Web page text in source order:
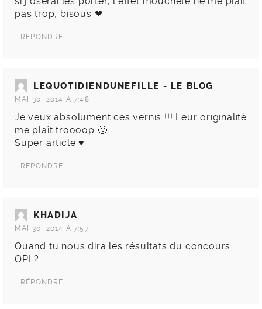
pas trop, bisous ❤
RÉPONDRE
LEQUOTIDIENDUNEFILLE - LE BLOG
MAI 30, 2014 À 7:48
Je veux absolument ces vernis !!! Leur originalité
me plaît troooop 🙂
Super article ♥
RÉPONDRE
KHADIJA
MAI 30, 2014 À 7:57
Quand tu nous dira les résultats du concours
OPI ?
RÉPONDRE